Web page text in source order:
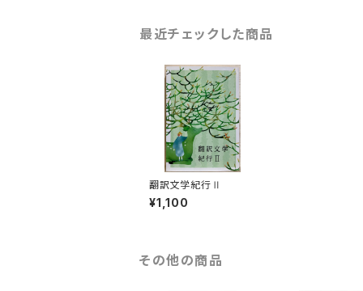
最近チェックした商品
翻訳文学紀行Ⅱ
¥1,100
その他の商品